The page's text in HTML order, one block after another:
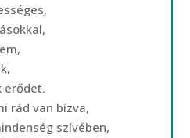
erődet.
rád van bízva,
szívében,